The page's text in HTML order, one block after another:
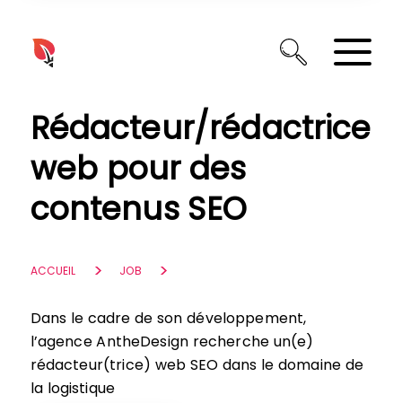
Rédacteur/rédactrice
web pour des
contenus SEO
ACCUEIL JOB
Dans le cadre de son développement,
l’agence AntheDesign recherche un(e)
rédacteur(trice) web SEO dans le domaine de
la logistique